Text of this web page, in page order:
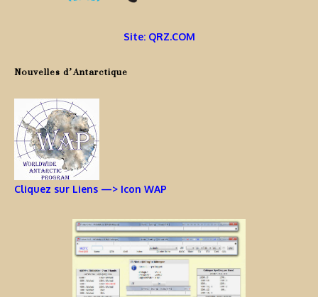
Site: QRZ.COM
Nouvelles d’Antarctique
Cliquez sur Liens —> Icon WAP